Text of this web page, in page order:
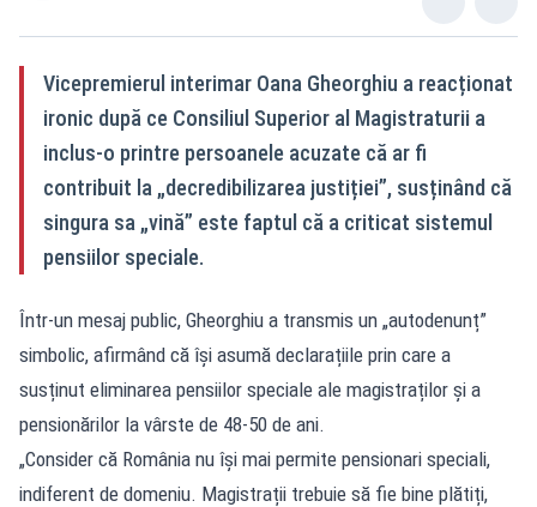
Vicepremierul interimar Oana Gheorghiu a reacționat
ironic după ce Consiliul Superior al Magistraturii a
inclus-o printre persoanele acuzate că ar fi
contribuit la „decredibilizarea justiției”, susținând că
singura sa „vină” este faptul că a criticat sistemul
pensiilor speciale.
Într-un mesaj public, Gheorghiu a transmis un „autodenunț”
simbolic, afirmând că își asumă declarațiile prin care a
susținut eliminarea pensiilor speciale ale magistraților și a
pensionărilor la vârste de 48-50 de ani.
„Consider că România nu își mai permite pensionari speciali,
indiferent de domeniu. Magistrații trebuie să fie bine plătiți,